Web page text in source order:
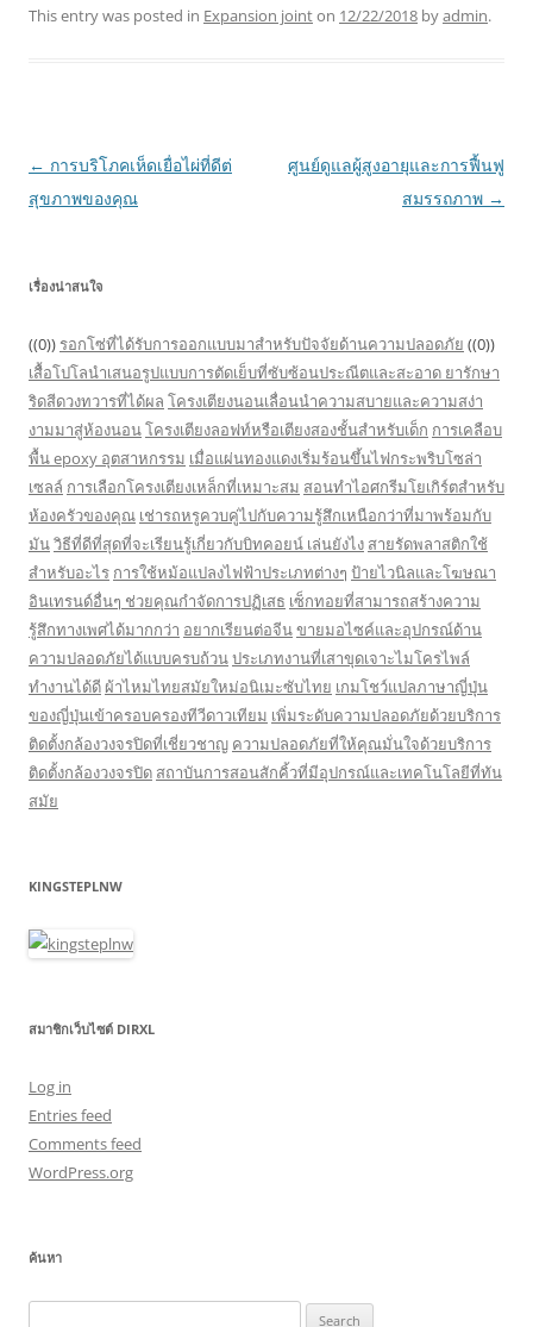
This entry was posted in Expansion jointon 12/22/2018 byadmin.
Post
navigation
← การบริโภคเห็ดเยื่อไผ่ที่ดีต่
สุขภาพของคุณ
ศูนย์ดูแลผู้สูงอายุและการฟื้นฟู
สมรรถภาพ →
เรื่องน่าสนใจ
((0)) รอกโซ่ที่ได้รับการออกแบบมาสำหรับปัจจัยด้านความปลอดภัย ((0))
เสื้อโปโลนำเสนอรูปแบบการตัดเย็บที่ซับซ้อนประณีตและสะอาด ยารักษา
ริดสีดวงทวารที่ได้ผล โครงเตียงนอนเลื่อนนำความสบายและความสง่า
งามมาสู่ห้องนอนโครงเตียงลอฟท์หรือเตียงสองชั้นสำหรับเด็ก การเคลือบ
พื้น epoxy อุตสาหกรรม เมื่อแผ่นทองแดงเริ่มร้อนขึ้นไฟกระพริบโซล่า
เซลล์ การเลือกโครงเตียงเหล็กที่เหมาะสม สอนทำไอศกรีมโยเกิร์ตสำหรับ
ห้องครัวของคุณ เช่ารถหรูควบคู่ไปกับความรู้สึกเหนือกว่าที่มาพร้อมกับ
มันวิธีที่ดีที่สุดที่จะเรียนรู้เกี่ยวกับบิทคอยน์ เล่นยังไง สายรัดพลาสติกใช้
สำหรับอะไร การใช้หม้อแปลงไฟฟ้าประเภทต่างๆ ป้ายไวนิลและโฆษณา
อินเทรนด์อื่นๆ ช่วยคุณกำจัดการปฏิเสธ เซ็กทอยที่สามารถสร้างความ
รู้สึกทางเพศได้มากกว่า อยากเรียนต่อจีนขายมอไซค์และอุปกรณ์ด้าน
ความปลอดภัยได้แบบครบถ้วนประเภทงานที่เสาขุดเจาะไมโครไพล์
ทำงานได้ดี ผ้าไหมไทยสมัยใหม่อนิเมะซับไทย เกมโชว์แปลภาษาญี่ปุ่น
ของญี่ปุ่นเข้าครอบครองทีวีดาวเทียม เพิ่มระดับความปลอดภัยด้วยบริการ
ติดตั้งกล้องวงจรปิดที่เชี่ยวชาญ ความปลอดภัยที่ให้คุณมั่นใจด้วยบริการ
ติดตั้งกล้องวงจรปิด สถาบันการสอนสักคิ้วที่มีอุปกรณ์และเทคโนโลยีที่ทัน
สมัย
KINGSTEPLNW
สมาชิกเว็บไซต์ DIRXL
Log in
Entries feed
Comments feed
WordPress.org
ค้นหา